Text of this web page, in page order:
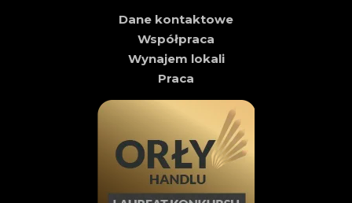
Dane kontaktowe
Współpraca
Wynajem lokali
Praca